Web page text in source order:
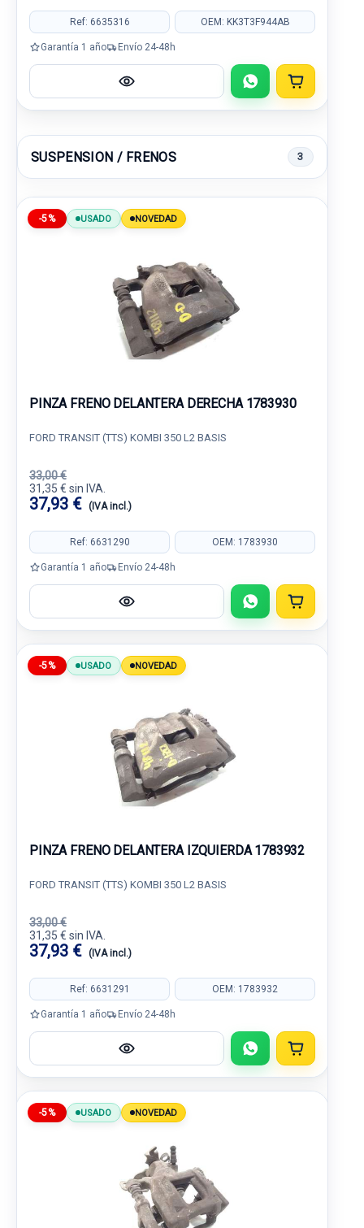
Ref: 6635316 OEM: KK3T3F944AB
Garantía 1 año Envío 24-48h
SUSPENSION / FRENOS 3
-5% USADO NOVEDAD
PINZA FRENO DELANTERA DERECHA 1783930
FORD TRANSIT (TTS) KOMBI 350 L2 BASIS
33,00 €
31,35 € sin IVA.
37,93 € (IVA incl.)
Ref: 6631290 OEM: 1783930
Garantía 1 año Envío 24-48h
-5% USADO NOVEDAD
PINZA FRENO DELANTERA IZQUIERDA 1783932
FORD TRANSIT (TTS) KOMBI 350 L2 BASIS
33,00 €
31,35 € sin IVA.
37,93 € (IVA incl.)
Ref: 6631291 OEM: 1783932
Garantía 1 año Envío 24-48h
-5% USADO NOVEDAD